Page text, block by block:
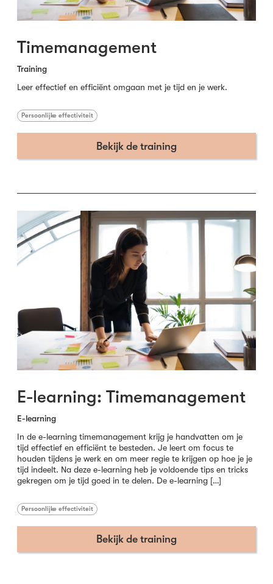
Timemanagement
Training
Leer effectief en efficiënt omgaan met je tijd en je werk.
Persoonlijke effectiviteit
Bekijk de training
E-learning: Timemanagement
E-learning
In de e-learning timemanagement krijg je handvatten om je
tijd effectief en efficiënt te besteden. Je leert om focus te
houden tijdens je werk en om meer regie te krijgen op hoe je je
tijd indeelt. Na deze e-learning heb je voldoende tips en tricks
gekregen om je tijd goed in te delen. De e-learning […]
Persoonlijke effectiviteit
Bekijk de training